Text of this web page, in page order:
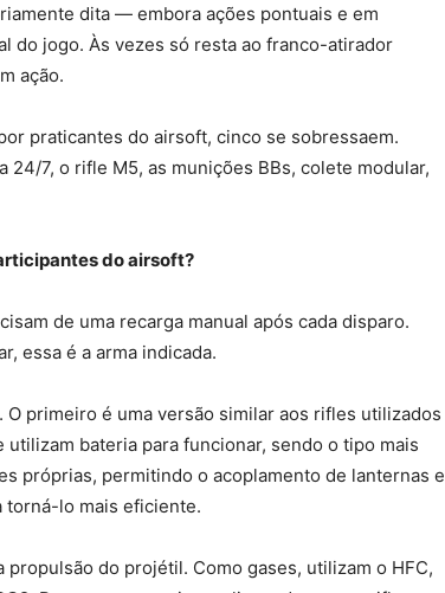
dita — embora ações pontuais e em
do jogo. Às vezes só resta ao franco-atirador
ação.
praticantes do airsoft, cinco se sobressaem.
7, o rifle M5, as munições BBs, colete modular,
do airsoft?
de uma recarga manual após cada disparo.
essa é a arma indicada.
O primeiro é uma versão similar aos rifles utilizados
bateria para funcionar, sendo o tipo mais
próprias, permitindo o acoplamento de lanternas e
torná-lo mais eficiente.
propulsão do projétil. Como gases, utilizam o HFC,